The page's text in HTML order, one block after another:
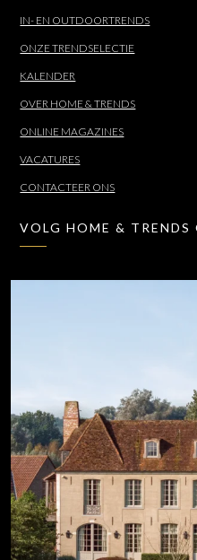
IN- EN OUTDOORTRENDS
ONZE TRENDSELECTIE
KALENDER
OVER HOME & TRENDS
ONLINE MAGAZINES
VACATURES
CONTACTEER ONS
VOLG HOME &